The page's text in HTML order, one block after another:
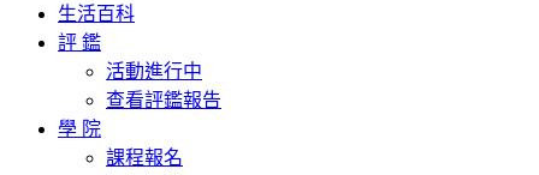
生活百科
評 鑑
活動進行中
查看評鑑報告
學 院
課程報名